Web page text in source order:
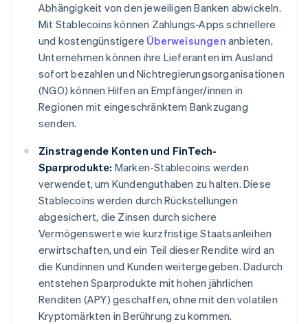
Abhängigkeit von den jeweiligen Banken abwickeln.
Mit Stablecoins können Zahlungs-Apps schnellere
und kostengünstigere Überweisungen anbieten,
Unternehmen können ihre Lieferanten im Ausland
sofort bezahlen und Nichtregierungsorganisationen
(NGO) können Hilfen an Empfänger/innen in
Regionen mit eingeschränktem Bankzugang
senden.
Zinstragende Konten und FinTech-
Sparprodukte: Marken-Stablecoins werden
verwendet, um Kundenguthaben zu halten. Diese
Stablecoins werden durch Rückstellungen
abgesichert, die Zinsen durch sichere
Vermögenswerte wie kurzfristige Staatsanleihen
erwirtschaften, und ein Teil dieser Rendite wird an
die Kundinnen und Kunden weitergegeben. Dadurch
entstehen Sparprodukte mit hohen jährlichen
Renditen (APY) geschaffen, ohne mit den volatilen
Kryptomärkten in Berührung zu kommen.